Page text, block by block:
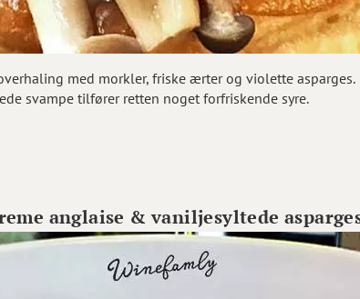
med morkler, friske ærter og violette
svampe tilfører retten noget forfriskende syre.
anglaise & vaniljesyltede